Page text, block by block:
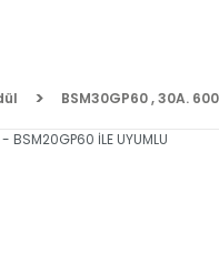
BSM30GP60 , 30A.